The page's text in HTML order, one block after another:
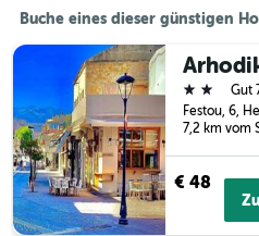
Buche eines dieser günstigen
2 Sterne
Gut
7,2 km vom
€ 48